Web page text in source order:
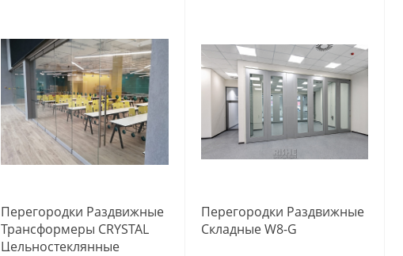
Перегородки Раздвижные
Трансформеры CRYSTAL
Цельностеклянные
Перегородки Раздвижные
Складные W8-G